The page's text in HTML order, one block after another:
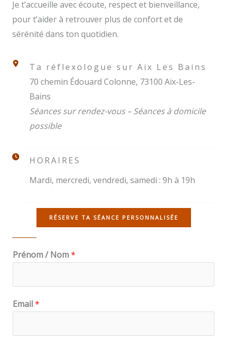
Je t’accueille avec écoute, respect et bienveillance,
pour t’aider à retrouver plus de confort et de
sérénité dans ton quotidien.
Ta réflexologue sur Aix Les Bains
70 chemin Édouard Colonne, 73100 Aix-Les-
Bains
Séances sur rendez-vous – Séances à domicile
possible
HORAIRES
Mardi, mercredi, vendredi, samedi : 9h à 19h
RÉSERVE TA SÉANCE PERSONNALISÉE
Prénom / Nom*
Email*